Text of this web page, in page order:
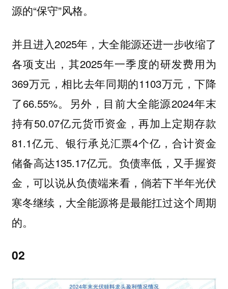
源的“保守”风格。
并且进入2025年，大全能源还进一步收缩了
各项支出，其2025年一季度的研发费用为
369万元，相比去年同期的1103万元，下降
了66.55%。另外，目前大全能源2024年末
持有50.07亿元货币资金，再加上定期存款
81.1亿元、银行承兑汇票4个亿，合计资金
储备高达135.17亿元。负债率低，又手握资
金，可以说从负债端来看，倘若下半年光伏
寒冬继续，大全能源将是最能扛过这个周期
的。
02